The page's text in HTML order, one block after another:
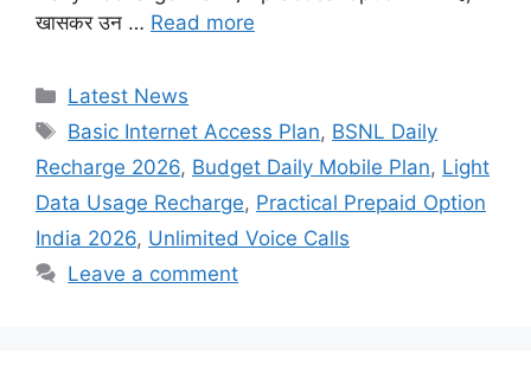
खासकर उन … Read more
Categories
Latest News
Tags
Basic Internet Access Plan, BSNL Daily
Recharge 2026, Budget Daily Mobile Plan, Light
Data Usage Recharge, Practical Prepaid Option
India 2026, Unlimited Voice Calls
Leave a comment